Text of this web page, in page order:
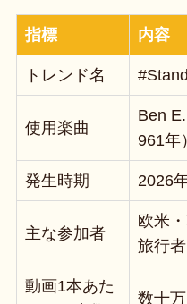
指標 内容
トレンド名
使用楽曲
Ben
961年）
発生時期 2026
主な参加者
欧米
旅行
動画1本あた
数十